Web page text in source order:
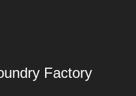
Factory